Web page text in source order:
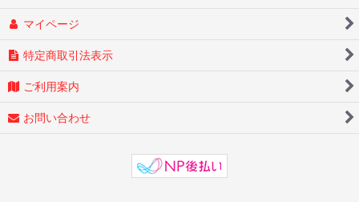
マイページ
特定商取引法表示
ご利用案内
お問い合わせ